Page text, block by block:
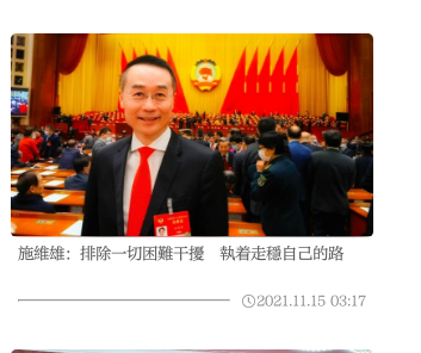
施維雄：排除一切困難干擾 執着走穩自己的路
2021.11.15 03:17